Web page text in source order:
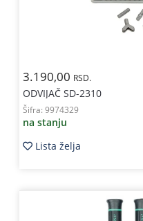
3.190,00 RSD.
ODVIJAČ SD-2310
Šifra: 9974329
na stanju
Lista želja